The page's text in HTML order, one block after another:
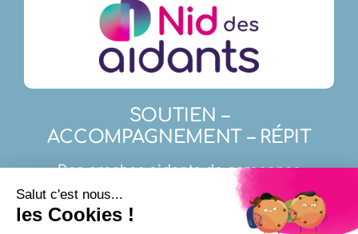
SOUTIEN –
ACCOMPAGNEMENT – RÉPIT
Des proches aidants de personnes
atteintes de maladies neuro-évolutives,
en perte d’autonomie ou d’un cancer.